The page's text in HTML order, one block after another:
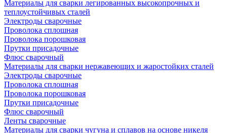
Материалы для сварки легированных высокопрочных и
теплоустойчивых сталей
Электроды сварочные
Проволока сплошная
Проволока порошковая
Прутки присадочные
Флюс сварочный
Материалы для сварки нержавеющих и жаростойких сталей
Электроды сварочные
Проволока сплошная
Проволока порошковая
Прутки присадочные
Флюс сварочный
Ленты сварочные
Материалы для сварки чугуна и сплавов на основе никеля